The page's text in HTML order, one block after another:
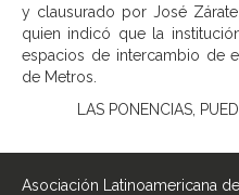
y clausurado por José
quien indicó que la
espacios de intercambio de
de Metros.
LAS PONENCIAS,
Asociación Latinoamericana